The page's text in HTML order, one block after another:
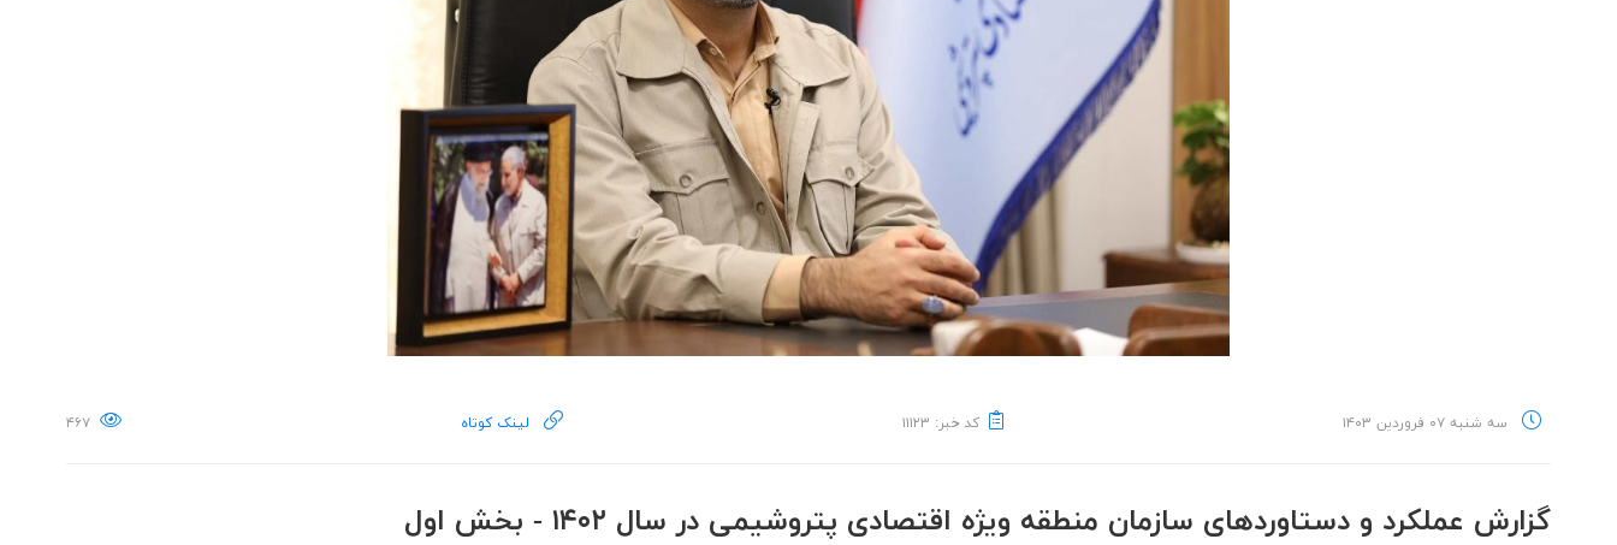
سه شنبه ۰۷ فروردین ۱۴۰۳ کد خبر: ۱۱۱۲۳ لینک کوتاه ۴۶۷
گزارش عملکرد و دستاوردهای سازمان منطقه ویژه اقتصادی پتروشیمی در سال ۱۴۰۲ - بخش اول